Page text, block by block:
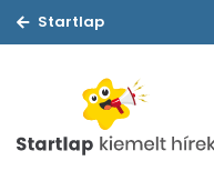
Startlap